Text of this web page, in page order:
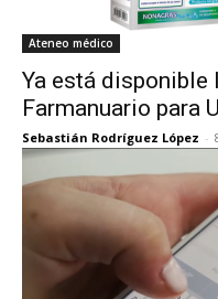
Ateneo médico
Ya está
Farmanuario para
Sebastián Rodríguez López -